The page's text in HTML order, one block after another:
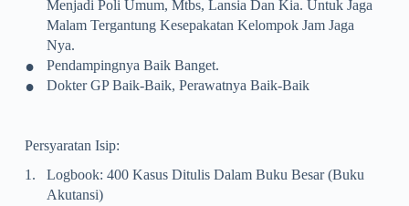
Menjadi Poli Umum, Mtbs, Lansia Dan Kia. Untuk Jaga
Malam Tergantung Kesepakatan Kelompok Jam Jaga
Nya.
• Pendampingnya Baik Banget.
• Dokter GP Baik-Baik, Perawatnya Baik-Baik
Persyaratan Isip:
1.
Logbook: 400 Kasus Ditulis Dalam Buku Besar (buku
Akutansi)